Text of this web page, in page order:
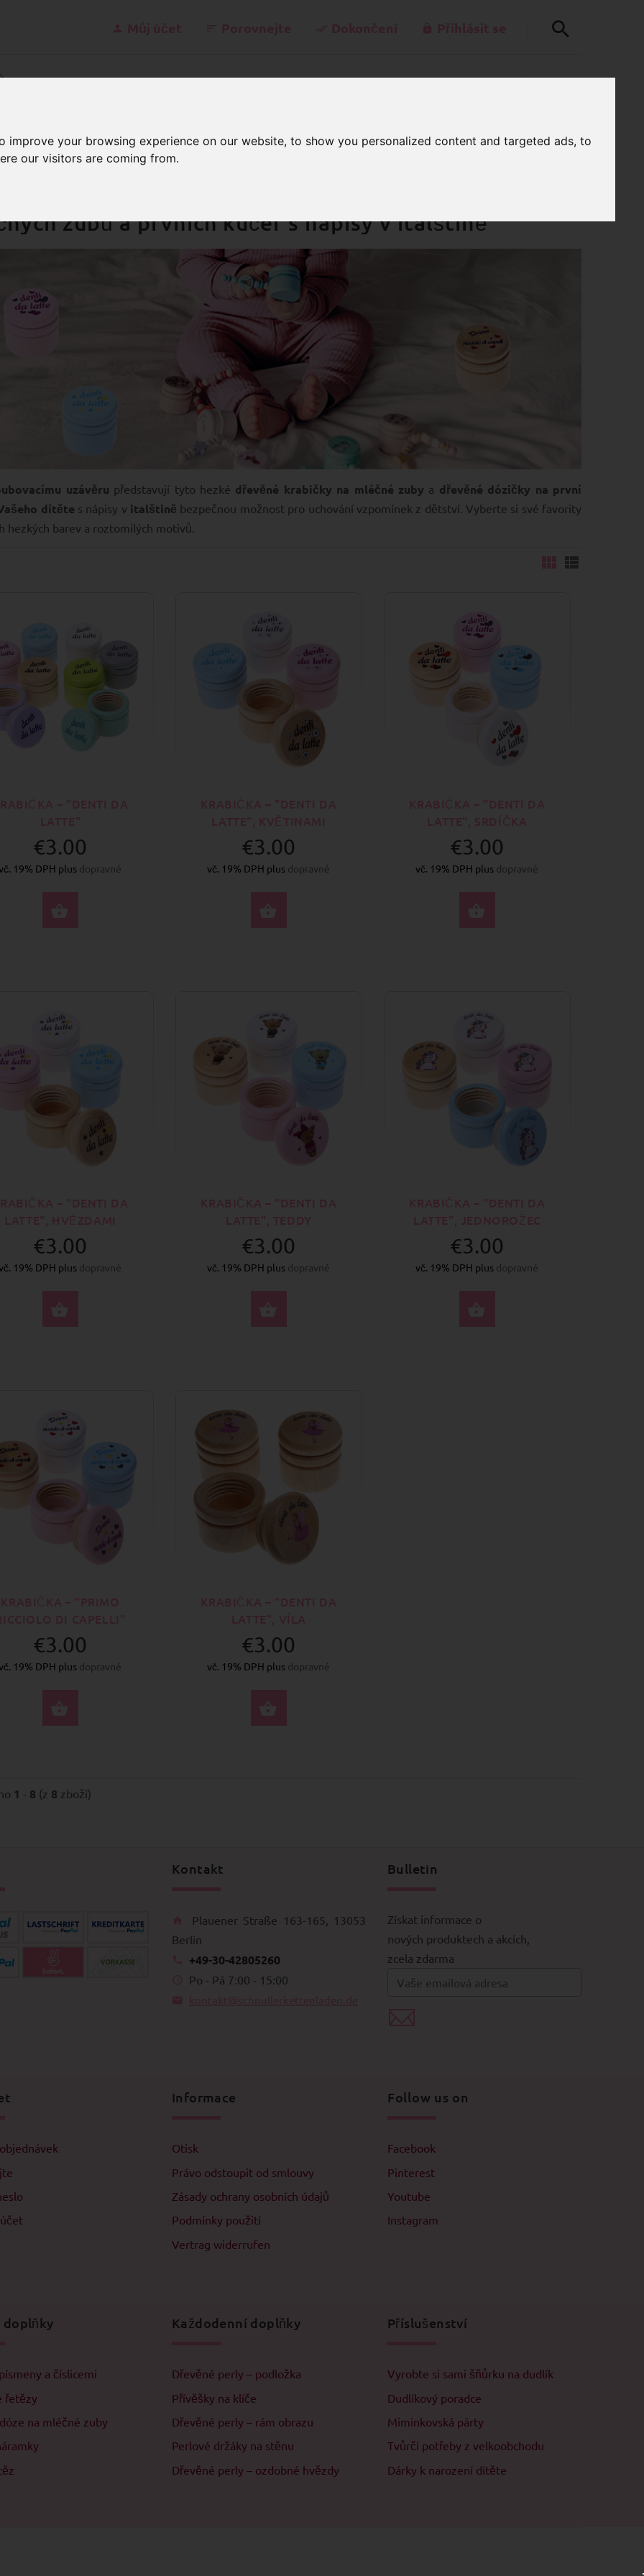
improve your browsing experience on our website, to show you personalized content and targeted ads, to
our visitors are coming from.
+49-30-42805260
zubů a prvních kučer s nápisy v italštině
uzávěru představují tyto hezké dřevěné krabičky na mléčné zuby a dřevěné dózičky na první
dítěte s nápisy v italštině bezpečnou možnost pro uchování vzpomínek z dětství. Vyberte si své favority
hezkých barev a roztomilých motivů.
€3.00
19% DPH plus dopravné
€3.00
vč. 19% DPH plus dopravné
€3.00
vč. 19% DPH plus dopravné
€3.00
19% DPH plus dopravné
€3.00
vč. 19% DPH plus dopravné
€3.00
vč. 19% DPH plus dopravné
€3.00
19% DPH plus dopravné
€3.00
vč. 19% DPH plus dopravné
1 - 8 (z 8 zboží)
Kontakt
Plauener Straße 163-165, 13053
Berlin
+49-30-42805260
Po - Pá 7:00 - 15:00
Bulletin
Získat informace o
nových produktech a akcích,
zcela zdarma
Informace
Otisk
Právo odstoupit od smlouvy
Zásady ochrany osobních údajů
Podmínky použití
Vertrag widerrufen
Follow us on
Facebook
Pinterest
Youtube
Instagram
doplňky
a číslicemi
řetězy
na mléčné zuby
Každodenní doplňky
Dřevěné perly – podložka
Přívěšky na klíče
Dřevěné perly – rám obrazu
Perlové držáky na stěnu
Dřevěné perly – ozdobné hvězdy
Příslušenství
Vyrobte si sami šňůrku na dudlík
Dudlíkový poradce
Miminkovská párty
Tvůrčí potřeby z velkoobchodu
Dárky k narození dítěte